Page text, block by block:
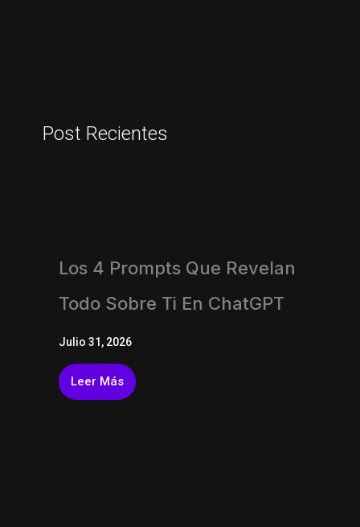
Post Recientes
Los 4 Prompts Que Revelan
Todo Sobre Ti En ChatGPT
Julio 31, 2026
Leer Más